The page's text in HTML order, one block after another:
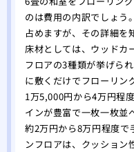
のは費用の内訳でしょう
占めますが、その詳細を
床材としては、ウッドカ
フロアの3種類が挙げら
に敷くだけでフローリン
1万5,000円から4万円程
インが豊富で一枚一枚並
約2万円から8万円程度で
ンフロアは、クッション